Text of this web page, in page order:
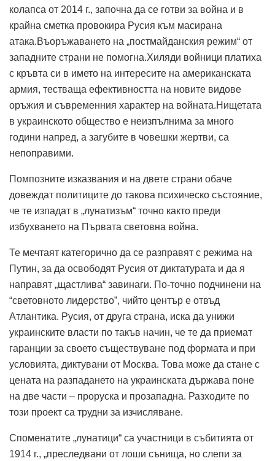
колапса от 2014 г., започна да се готви за война и в
крайна сметка провокира Русия към масирана
атака.Въоръжаването на „постмайданския режим“ от
западните страни не помогна.Хиляди войници платиха
с кръвта си в името на интересите на американската
армия, тестваща ефективността на новите видове
оръжия и съвременния характер на войната.Нищетата
в украинското общество е неизпълнима за много
години напред, а загубите в човешки жертви, са
непоправими.
Помпозните изказвания и на двете страни обаче
довеждат политиците до такова психическо състояние,
че те изпадат в „лунатизъм“ точно както преди
избухването на Първата световна война.
Те мечтаят категорично да се разправят с режима на
Путин, за да освободят Русия от диктатурата и да я
направят „щастлива“ завинаги. По-точно подчинени на
“световното лидерство”, чийто център е отвъд
Атлантика. Русия, от друга страна, иска да унижи
украинските власти по такъв начин, че те да приемат
гаранции за своето съществуване под формата и при
условията, диктувани от Москва. Това може да стане с
цената на разпадането на украинската държава поне
на две части – проруска и прозападна. Разходите по
този проект са трудни за изчисляване.
Споменатите „лунатици“ са участници в събитията от
1914 г., „преследвани от лоши сънища, но слепи за